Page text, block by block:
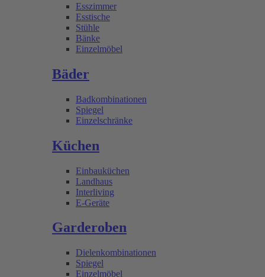
Esszimmer
Esstische
Stühle
Bänke
Einzelmöbel
Bäder
Badkombinationen
Spiegel
Einzelschränke
Küchen
Einbauküchen
Landhaus
Interliving
E-Geräte
Garderoben
Dielenkombinationen
Spiegel
Einzelmöbel